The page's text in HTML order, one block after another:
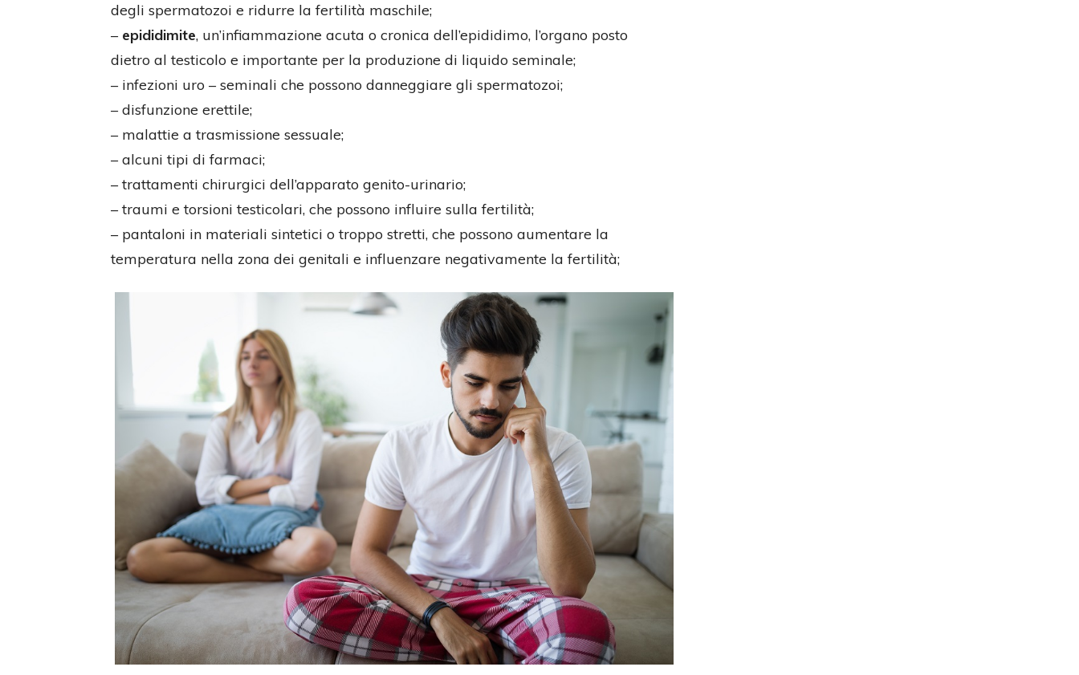
degli spermatozoi e ridurre la fertilità maschile;
– epididimite, un’infiammazione acuta o cronica dell’epididimo, l’organo posto
dietro al testicolo e importante per la produzione di liquido seminale;
– infezioni uro – seminali che possono danneggiare gli spermatozoi;
– disfunzione erettile;
– malattie a trasmissione sessuale;
– alcuni tipi di farmaci;
– trattamenti chirurgici dell’apparato genito-urinario;
– traumi e torsioni testicolari, che possono influire sulla fertilità;
– pantaloni in materiali sintetici o troppo stretti, che possono aumentare la
temperatura nella zona dei genitali e influenzare negativamente la fertilità;